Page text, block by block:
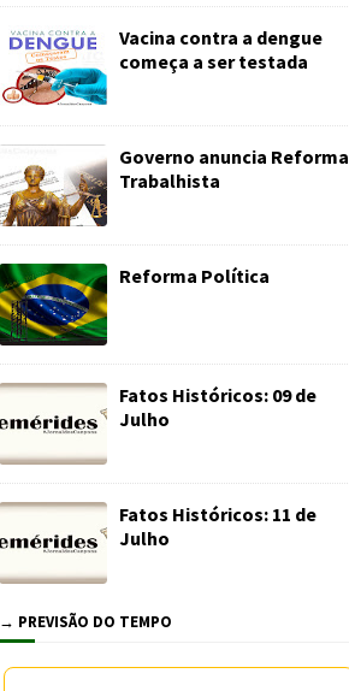
Vacina contra a dengue
começa a ser testada
Governo anuncia Reforma
Trabalhista
Reforma Política
Fatos Históricos: 09 de
Julho
Fatos Históricos: 11 de
Julho
→ PREVISÃO DO TEMPO